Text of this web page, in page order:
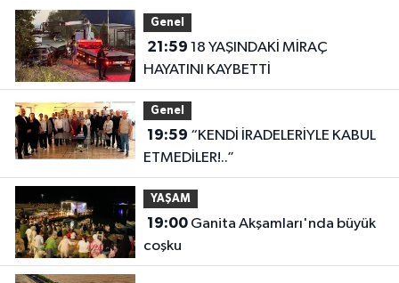
Genel
21:59
HAYATINI KAYBETTİ
Genel
19:59
ETMEDİLER!..”
YAŞAM
19:00Ganita Akşamları'nda büyük
coşku